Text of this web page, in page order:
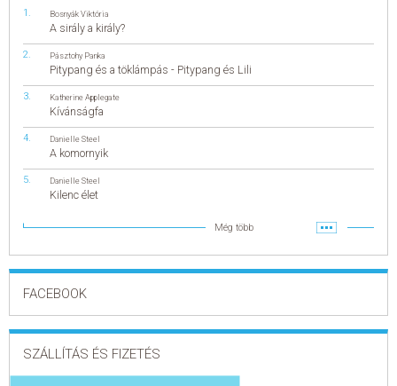
Bosnyák Viktória
A sirály a király?
Pásztohy Panka
Pitypang és a töklámpás - Pitypang és Lili
Katherine Applegate
Kívánságfa
Danielle Steel
A komornyik
Danielle Steel
Kilenc élet
Még több
FACEBOOK
SZÁLLÍTÁS ÉS FIZETÉS